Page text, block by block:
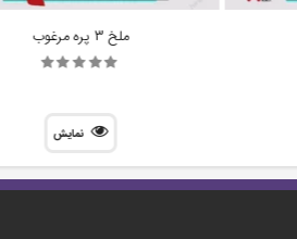
ملخ 3 پره مرغوب
نمایش